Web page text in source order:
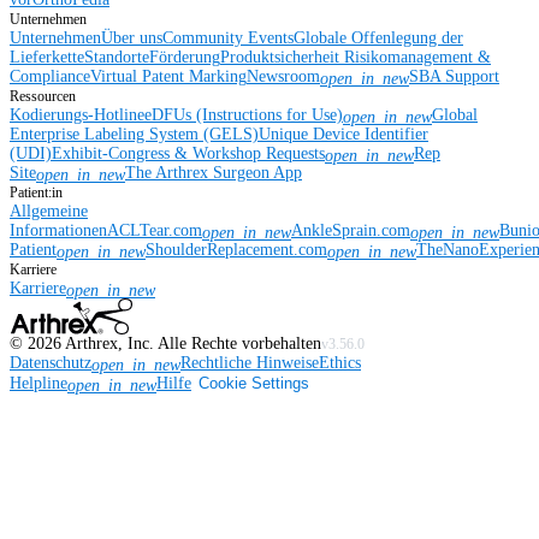
Unternehmen
UnternehmenÜber unsCommunity EventsGlobale Offenlegung der
LieferketteStandorteFörderungProduktsicherheit Risikomanagement &
ComplianceVirtual Patent MarkingNewsroomopen_in_newSBA Support
Ressourcen
Kodierungs-HotlineeDFUs (Instructions for Use)open_in_newGlobal
Enterprise Labeling System (GELS)Unique Device Identifier
(UDI)Exhibit-Congress & Workshop Requestsopen_in_newRep
Siteopen_in_newThe Arthrex Surgeon App
Patient:in
Allgemeine
InformationenACLTear.comopen_in_newAnkleSprain.comopen_in_new
Patientopen_in_newShoulderReplacement.comopen_in_new
Karriere
Karriereopen_in_new
© 2026 Arthrex, Inc. Alle Rechte vorbehaltenv3.56.0
Datenschutzopen_in_newRechtliche HinweiseEthics
Helplineopen_in_newHilfe Cookie Settings